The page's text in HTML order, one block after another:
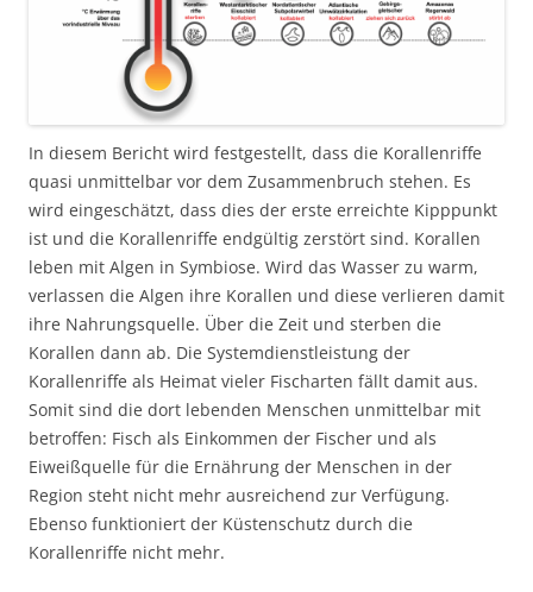
In diesem Bericht wird festgestellt, dass die Korallenriffe
quasi unmittelbar vor dem Zusammenbruch stehen. Es
wird eingeschätzt, dass dies der erste erreichte Kipppunkt
ist und die Korallenriffe endgültig zerstört sind. Korallen
leben mit Algen in Symbiose. Wird das Wasser zu warm,
verlassen die Algen ihre Korallen und diese verlieren damit
ihre Nahrungsquelle. Über die Zeit und sterben die
Korallen dann ab. Die Systemdienstleistung der
Korallenriffe als Heimat vieler Fischarten fällt damit aus.
Somit sind die dort lebenden Menschen unmittelbar mit
betroffen: Fisch als Einkommen der Fischer und als
Eiweißquelle für die Ernährung der Menschen in der
Region steht nicht mehr ausreichend zur Verfügung.
Ebenso funktioniert der Küstenschutz durch die
Korallenriffe nicht mehr.